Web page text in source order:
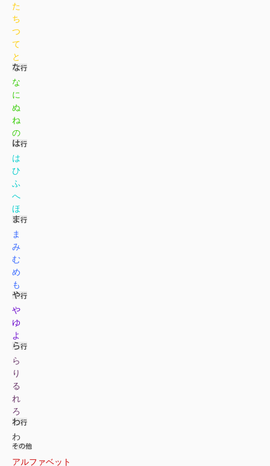
た
ち
つ
て
と
な
に
ぬ
ね
の
は
ひ
ふ
へ
ほ
ま
み
む
め
も
や
ゆ
よ
ら
り
る
れ
ろ
わ
アルファベット